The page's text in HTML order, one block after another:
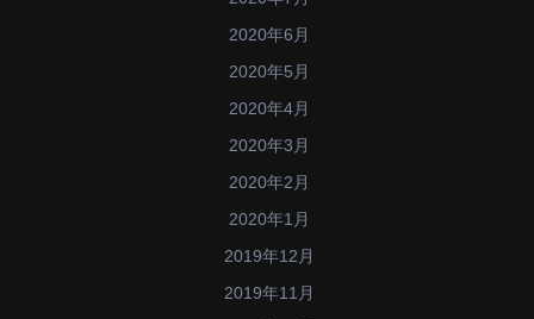
2020年6月
2020年5月
2020年4月
2020年3月
2020年2月
2020年1月
2019年12月
2019年11月